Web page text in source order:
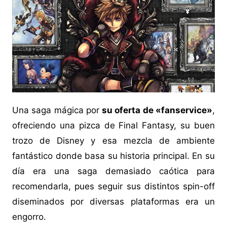
Una saga mágica porsu oferta de «fanservice»,
ofreciendo una pizca de Final Fantasy, su buen
trozo de Disney y esa mezcla de ambiente
fantástico donde basa su historia principal. En su
día era una saga demasiado caótica para
recomendarla, pues seguir sus distintos spin-off
diseminados por diversas plataformas era un
engorro.